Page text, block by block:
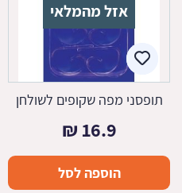
אזל מהמלאי
תופסני מפה שקופים לשולחן
16.9
₪
הוספה לסל